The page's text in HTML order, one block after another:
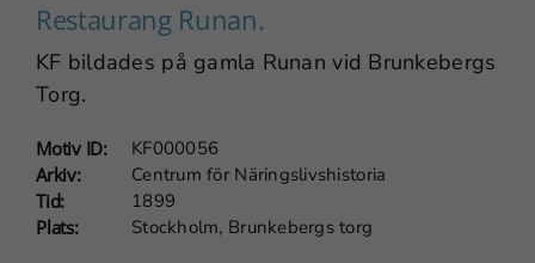
Restaurang Runan.
KF bildades på gamla Runan vid Brunkebergs
Torg.
Motiv ID:
KF000056
Arkiv:
Centrum för Näringslivshistoria
Tid:
1899
Plats:
Stockholm, Brunkebergs torg
fungera.
För att vi ska
kunna
förbättra